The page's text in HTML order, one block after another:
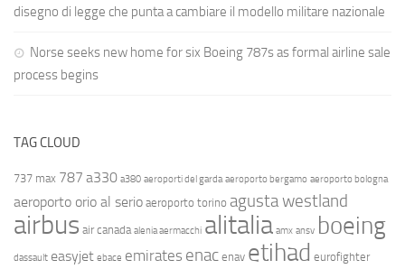
disegno di legge che punta a cambiare il modello militare nazionale
Norse seeks new home for six Boeing 787s as formal airline sale
process begins
TAG CLOUD
737 max 787 a330 a380 aeroporti del garda aeroporto bergamo aeroporto bologna
aeroporto orio al serio aeroporto torino agusta westland
airbus air canada alenia aermacchi alitalia amx ansv boeing
dassault easyjet ebace emirates enac enav etihad eurofighter